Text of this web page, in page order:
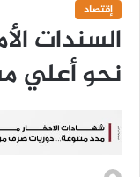
إقتصاد
السندات
نحو أعلي